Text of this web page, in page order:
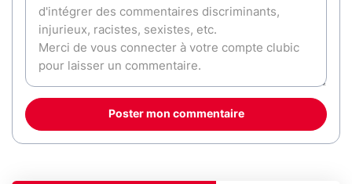
Poster mon commentaire